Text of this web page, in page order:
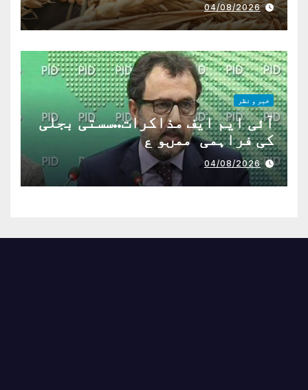
04/08/2026
خبر و نظر
آئی ایم ایف مذاکرات..سستی بجلی
کی فراہمی ممںو ع
04/08/2026